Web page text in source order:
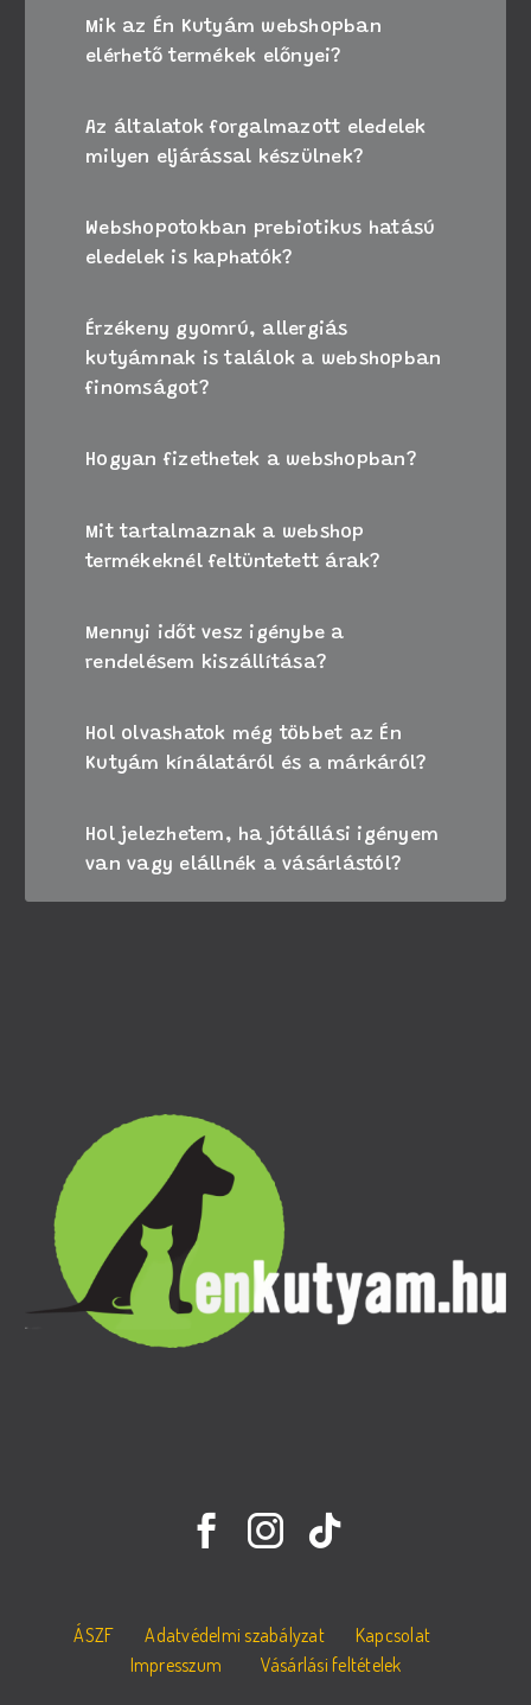
Mik az Én Kutyám webshopban
elérhető termékek előnyei?
Az általatok forgalmazott eledelek
milyen eljárással készülnek?
Webshopotokban prebiotikus hatású
eledelek is kaphatók?
Érzékeny gyomrú, allergiás
kutyámnak is találok a webshopban
finomságot?
Hogyan fizethetek a webshopban?
Mit tartalmaznak a webshop
termékeknél feltüntetett árak?
Mennyi időt vesz igénybe a
rendelésem kiszállítása?
Hol olvashatok még többet az Én
Kutyám kínálatáról és a márkáról?
Hol jelezhetem, ha jótállási igényem
van vagy elállnék a vásárlástól?
ÁSZF Adatvédelmi szabályzat
Kapcsolat
Impresszum
Vásárlási feltételek